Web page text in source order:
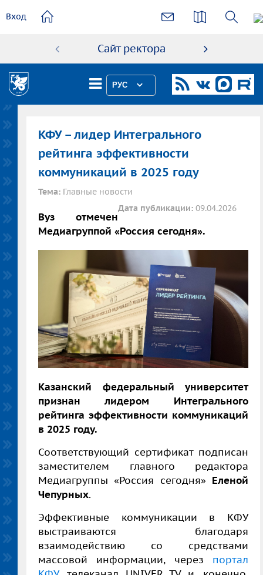
содержанию
Вход
Сайт ректора
РУС
КФУ – лидер Интегрального
рейтинга эффективности
коммуникаций в 2025 году
Тема: Главные новости
Дата публикации: 09.04.2026
Вуз отмечен
Медиагруппой «Россия сегодня».
Казанский федеральный университет
признан лидером Интегрального
рейтинга эффективности коммуникаций
в 2025 году.
Соответствующий сертификат подписан
заместителем главного редактора
Медиагруппы «Россия сегодня» Еленой
Чепурных.
Эффективные коммуникации в КФУ
выстраиваются благодаря
взаимодействию со средствами
массовой информации, через портал